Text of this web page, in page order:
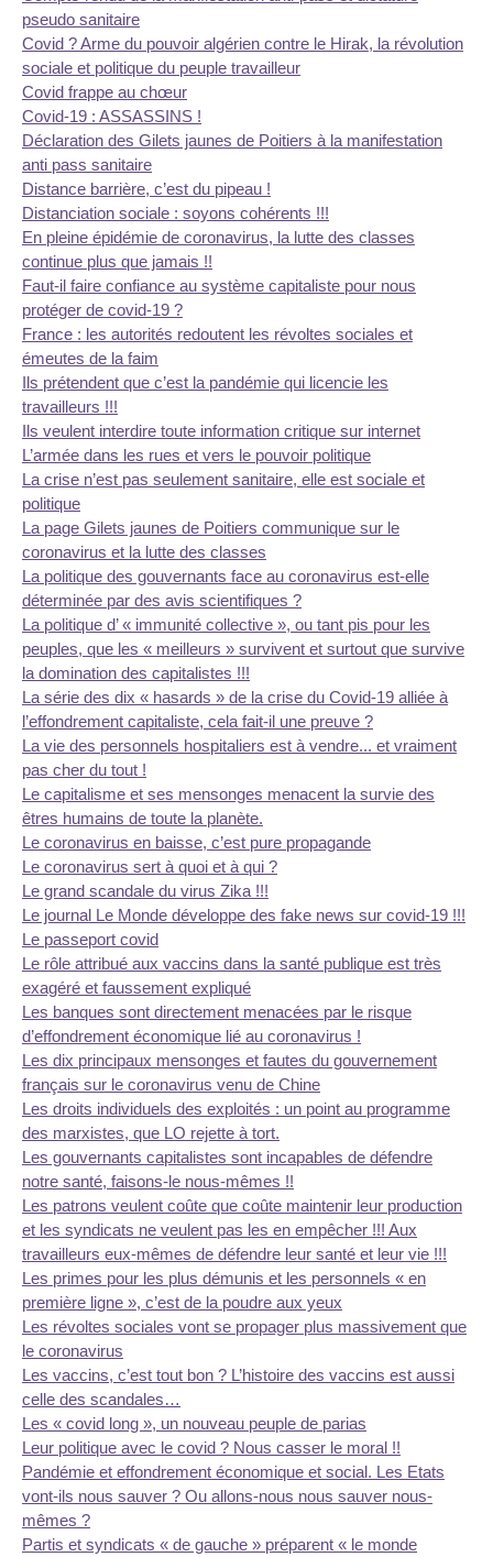
pseudo sanitaire
Covid ? Arme du pouvoir algérien contre le Hirak, la révolution
sociale et politique du peuple travailleur
Covid frappe au chœur
Covid-19 : ASSASSINS !
Déclaration des Gilets jaunes de Poitiers à la manifestation
anti pass sanitaire
Distance barrière, c’est du pipeau !
Distanciation sociale : soyons cohérents !!!
En pleine épidémie de coronavirus, la lutte des classes
continue plus que jamais !!
Faut-il faire confiance au système capitaliste pour nous
protéger de covid-19 ?
France : les autorités redoutent les révoltes sociales et
émeutes de la faim
Ils prétendent que c’est la pandémie qui licencie les
travailleurs !!!
Ils veulent interdire toute information critique sur internet
L’armée dans les rues et vers le pouvoir politique
La crise n’est pas seulement sanitaire, elle est sociale et
politique
La page Gilets jaunes de Poitiers communique sur le
coronavirus et la lutte des classes
La politique des gouvernants face au coronavirus est-elle
déterminée par des avis scientifiques ?
La politique d’ « immunité collective », ou tant pis pour les
peuples, que les « meilleurs » survivent et surtout que survive
la domination des capitalistes !!!
La série des dix « hasards » de la crise du Covid-19 alliée à
l’effondrement capitaliste, cela fait-il une preuve ?
La vie des personnels hospitaliers est à vendre... et vraiment
pas cher du tout !
Le capitalisme et ses mensonges menacent la survie des
êtres humains de toute la planète.
Le coronavirus en baisse, c’est pure propagande
Le coronavirus sert à quoi et à qui ?
Le grand scandale du virus Zika !!!
Le journal Le Monde développe des fake news sur covid-19 !!!
Le passeport covid
Le rôle attribué aux vaccins dans la santé publique est très
exagéré et faussement expliqué
Les banques sont directement menacées par le risque
d’effondrement économique lié au coronavirus !
Les dix principaux mensonges et fautes du gouvernement
français sur le coronavirus venu de Chine
Les droits individuels des exploités : un point au programme
des marxistes, que LO rejette à tort.
Les gouvernants capitalistes sont incapables de défendre
notre santé, faisons-le nous-mêmes !!
Les patrons veulent coûte que coûte maintenir leur production
et les syndicats ne veulent pas les en empêcher !!! Aux
travailleurs eux-mêmes de défendre leur santé et leur vie !!!
Les primes pour les plus démunis et les personnels « en
première ligne », c’est de la poudre aux yeux
Les révoltes sociales vont se propager plus massivement que
le coronavirus
Les vaccins, c’est tout bon ? L’histoire des vaccins est aussi
celle des scandales…
Les « covid long », un nouveau peuple de parias
Leur politique avec le covid ? Nous casser le moral !!
Pandémie et effondrement économique et social. Les Etats
vont-ils nous sauver ? Ou allons-nous nous sauver nous-
mêmes ?
Partis et syndicats « de gauche » préparent « le monde